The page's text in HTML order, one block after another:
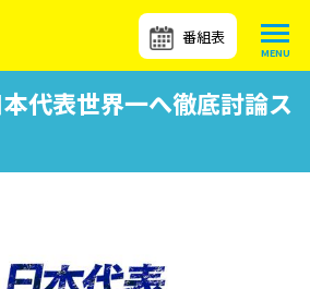
番組表
代表世界一へ徹底討論ス